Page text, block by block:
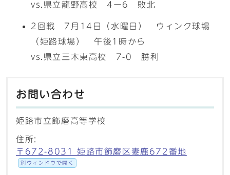
vs.県立龍野高校 4ー6 敗北
2回戦 7月14日（水曜日） ウィンク球場
（姫路球場） 午後1時から
vs.県立三木東高校 7-0 勝利
お問い合わせ
姫路市立飾磨高等学校
住所:
〒672-8031 姫路市飾磨区妻鹿672番地
別ウィンドウで開く